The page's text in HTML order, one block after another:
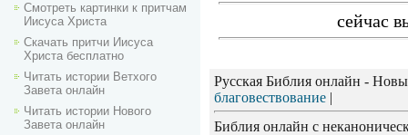
Смотреть картинки к притчам
Иисуса Христа
Скачать притчи Иисуса
Христа бесплатно
Читать истории Ветхого
Завета онлайн
Читать истории Нового
Завета онлайн
сейчас
Русская Библия онлайн -
благовествование |
Библия онлайн с